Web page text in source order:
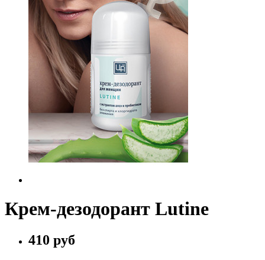
Крем-дезодорант Lutine
410 руб